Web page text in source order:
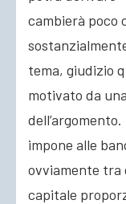
cambierà poco
tema, giudizio
motivato da
impone alle
ovviamente tra
capitale